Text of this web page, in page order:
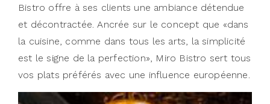
Bistro offre à ses clients une ambiance détendue
et décontractée. Ancrée sur le concept que «dans
la cuisine, comme dans tous les arts, la simplicité
est le signe de la perfection», Miro Bistro sert tous
vos plats préférés avec une influence européenne.